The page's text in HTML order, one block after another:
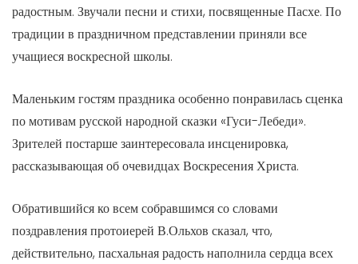
радостным. Звучали песни и стихи, посвященные Пасхе. По
традиции в праздничном представлении приняли все
учащиеся воскресной школы.
Маленьким гостям праздника особенно понравилась сценка
по мотивам русской народной сказки «Гуси-Лебеди».
Зрителей постарше заинтересовала инсценировка,
рассказывающая об очевидцах Воскресения Христа.
Обратившийся ко всем собравшимся со словами
поздравления протоиерей В.Ольхов сказал, что,
действительно, пасхальная радость наполнила сердца всех